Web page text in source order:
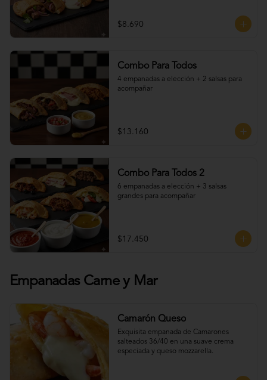
nuestras salsas caseras que le dan el
toque final. Ideal para una pausa rica,
$8.690
Combo Para Todos
4 empanadas a elección + 2 salsas para
acompañar
$13.160
Combo Para Todos 2
6 empanadas a elección + 3 salsas
grandes para acompañar
$17.450
Empanadas Carne y Mar
Camarón Queso
Exquisita empanada de Camarones
salteados 36/40 en una suave crema
especiada y queso mozzarella.